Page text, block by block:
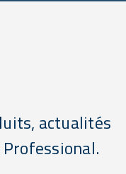
actualités